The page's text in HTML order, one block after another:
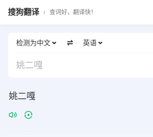
搜狗翻译 查词好，翻译快！
检测为中文 英语
姚二嘎
姚二嘎